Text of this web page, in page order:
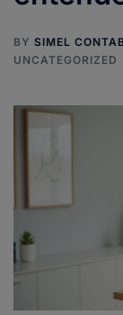
BY SIMEL
UNCATEGORIZED